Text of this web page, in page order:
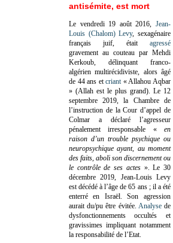
antisémite, est mort
Le vendredi 19 août 2016, Jean-
Louis (Chalom) Levy, sexagénaire
français juif, était agressé
gravement au couteau par Mehdi
Kerkoub, délinquant franco-
algérien multirécidiviste, alors âgé
de 44 ans etcriant « Allahou Aqbar
» (Allah est le plus grand). Le 12
septembre 2019, la Chambre de
l’instruction de la Cour d’appel de
Colmar a déclaré l’agresseur
pénalement irresponsable «en
raison d’un trouble psychique ou
neuropsychique ayant, au moment
des faits, aboli son discernement ou
le contrôle de ses actes». Le 30
décembre 2019, Jean-Louis Levy
est décédé à l’âge de 65 ans ; il a été
enterré en Israël. Son agression
aurait du/pu être évitée. Analysede
dysfonctionnements occultés et
gravissimes impliquant notamment
la responsabilité de l’Etat.